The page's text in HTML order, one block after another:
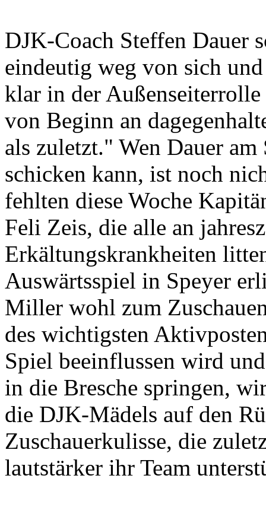
DJK-Coach Steffen Dauer
eindeutig weg von sich
klar in der Außenseiterrolle
von Beginn an
als zuletzt." Wen Dauer
schicken kann, ist noch
fehlten diese Woche
Feli Zeis, die alle an
Erkältungskrankheiten
Auswärtsspiel in Speyer
Miller wohl zum
des wichtigsten
Spiel beeinflussen wird
in die Bresche springen,
die DJK-Mädels auf den
Zuschauerkulisse, die
lautstärker ihr Team